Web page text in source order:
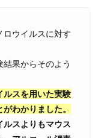
ロウイルスに対す
果からそのよう
ルスを用いた実験
わかりました。
ルスよりもマウス